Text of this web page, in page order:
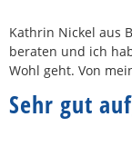
Kathrin Nickel aus
beraten und ich
Wohl geht. Von
Sehr gut